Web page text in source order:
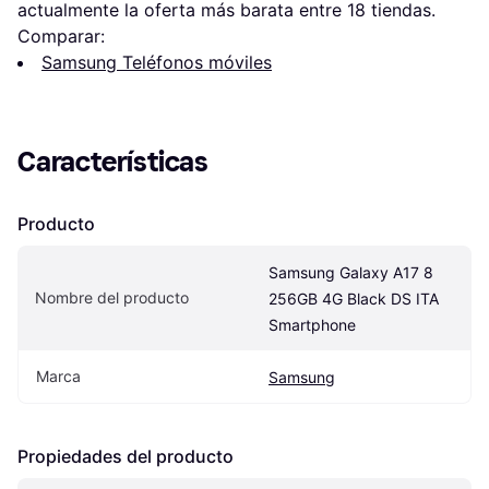
actualmente la oferta más barata entre 18 tiendas.
Comparar:
Samsung Teléfonos móviles
Características
Producto
Nombre del producto
Samsung Galaxy A17 8
256GB 4G Black DS ITA
Smartphone
Marca Samsung
Propiedades del producto